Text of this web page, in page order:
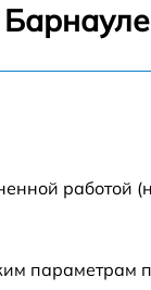
Барнауле
работой
параметрам